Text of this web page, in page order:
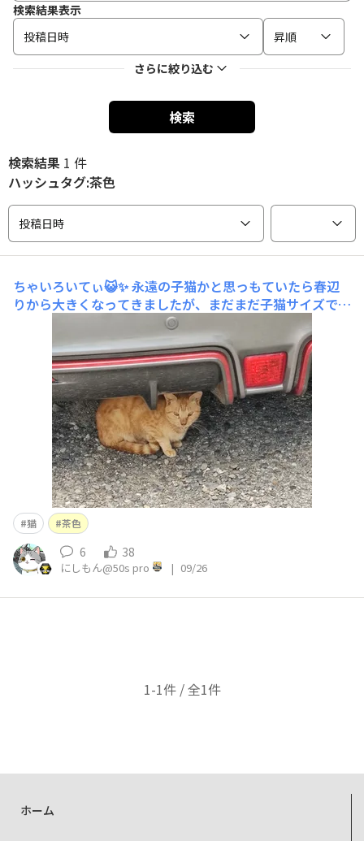
検索結果表示
投稿日時
昇順
さらに絞り込む
検索
検索結果 1 件
ハッシュタグ:茶色
投稿日時
ちゃいろいてぃ😺✨永遠の子猫かと思っもていたら春辺
りから大きくなってきましたが、まだまだ子猫サイズで
す。😀✨普段は鳴かずに口をカチカチいわせるだけの猫で
す😺✨お風呂が大嫌いでお風呂に入るときだけ大音量で鳴
きます‼️ 先日のミケコと同じで何もしないまま一日過ごし
ています😺💦極稀に撫でて欲しいと寄ってきます😀😺
猫 茶色
6 38
にしもん@50s pro | 09/26
1-1件 / 全1件
ホーム